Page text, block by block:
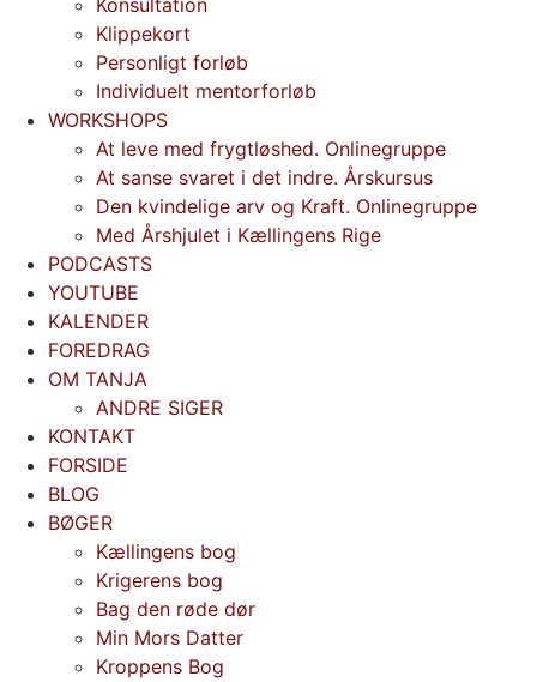
Konsultation
Klippekort
Personligt forløb
Individuelt mentorforløb
WORKSHOPS
At leve med frygtløshed. Onlinegruppe
At sanse svaret i det indre. Årskursus
Den kvindelige arv og Kraft. Onlinegruppe
Med Årshjulet i Kællingens Rige
PODCASTS
YOUTUBE
KALENDER
FOREDRAG
OM TANJA
ANDRE SIGER
KONTAKT
FORSIDE
BLOG
BØGER
Kællingens bog
Krigerens bog
Bag den røde dør
Min Mors Datter
Kroppens Bog